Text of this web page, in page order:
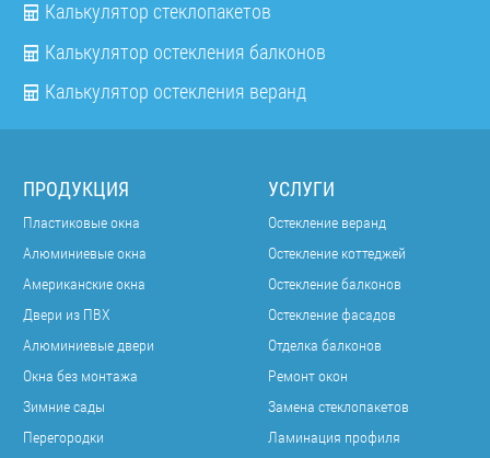
Калькулятор стеклопакетов
Калькулятор остекления балконов
Калькулятор остекления веранд
ПРОДУКЦИЯ
Пластиковые окна
Алюминиевые окна
Американские окна
Двери из ПВХ
Алюминиевые двери
Окна без монтажа
Зимние сады
Перегородки
УСЛУГИ
Остекление веранд
Остекление коттеджей
Остекление балконов
Остекление фасадов
Отделка балконов
Ремонт окон
Замена стеклопакетов
Ламинация профиля